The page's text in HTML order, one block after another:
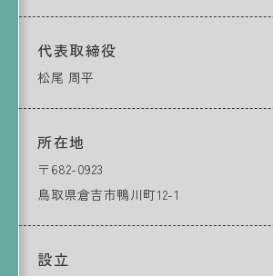
代表取締役
松尾 周平
所在地
〒682-0923
鳥取県倉吉市鴨川町12-1
設立